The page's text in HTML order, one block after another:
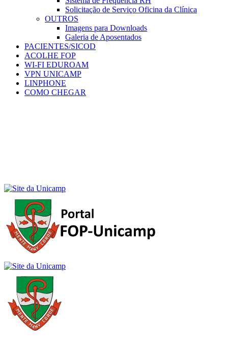
Solicitação de Serviço Oficina da Clínica
OUTROS
Imagens para Downloads
Galeria de Aposentados
PACIENTES/SICOD
ACOLHE FOP
WI-FI EDUROAM
VPN UNICAMP
LINPHONE
COMO CHEGAR